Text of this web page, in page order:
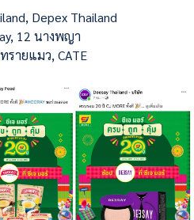
Depex Thailand
12 นางพญา
รายแมว, CATE